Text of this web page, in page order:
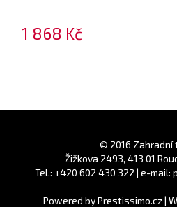
1 868 Kč
© 2016 Zahradní
Žižkova 2493, 413 01
Tel.: +420 602 430 322 | e-mail:
Powered byPrestissimo.cz|